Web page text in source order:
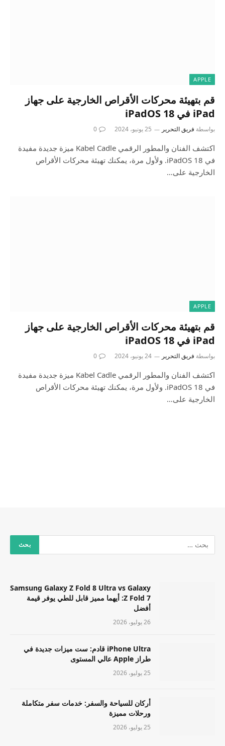
APPLE
قم بتهيئة محركات الأقراص الخارجية على جهاز
iPad في iPadOS 18
بواسطة فريق التحرير 25 يونيو، 2024 0
اكتشف الفنان والمطور الرقمي Kabel Cadle ميزة جديدة مفيدة
في iPadOS 18. ولأول مرة، يمكنك تهيئة محركات الأقراص
الخارجية على…
APPLE
قم بتهيئة محركات الأقراص الخارجية على جهاز
iPad في iPadOS 18
بواسطة فريق التحرير 24 يونيو، 2024 0
اكتشف الفنان والمطور الرقمي Kabel Cadle ميزة جديدة مفيدة
في iPadOS 18. ولأول مرة، يمكنك تهيئة محركات الأقراص
الخارجية على…
Samsung Galaxy Z Fold 8 Ultra vs Galaxy
Z Fold 7: أيهما مميز قابل للطي يوفر قيمة
أفضل
26 يوليو، 2026
iPhone Ultra قادم: ست ميزات جديدة في
طراز Apple عالي المستوى
25 يوليو، 2026
أركان للسياحة والسفر: خدمات سفر متكاملة
ورحلات مميزة
25 يوليو، 2026